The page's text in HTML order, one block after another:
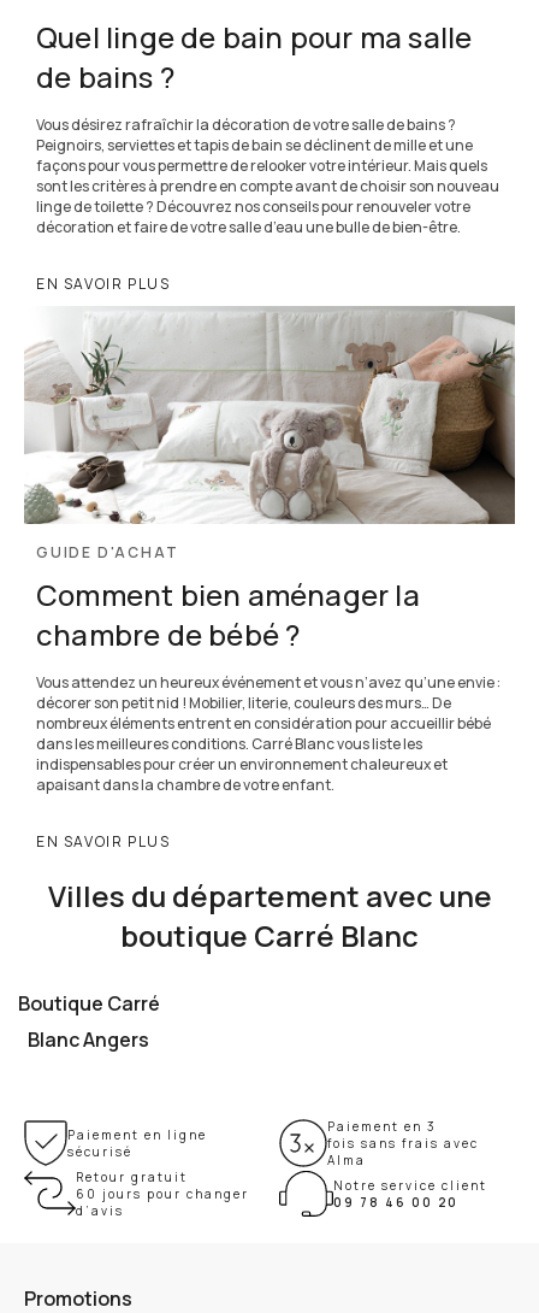
Quel linge de bain pour ma salle
de bains ?
Vous désirez rafraîchir la décoration de votre salle de bains ?
Peignoirs, serviettes et tapis de bain se déclinent de mille et une
façons pour vous permettre de relooker votre intérieur. Mais quels
sont les critères à prendre en compte avant de choisir son nouveau
linge de toilette ? Découvrez nos conseils pour renouveler votre
décoration et faire de votre salle d’eau une bulle de bien-être.
EN SAVOIR PLUS
GUIDE D'ACHAT
Comment bien aménager la
chambre de bébé ?
Vous attendez un heureux événement et vous n’avez qu’une envie :
décorer son petit nid ! Mobilier, literie, couleurs des murs… De
nombreux éléments entrent en considération pour accueillir bébé
dans les meilleures conditions. Carré Blanc vous liste les
indispensables pour créer un environnement chaleureux et
apaisant dans la chambre de votre enfant.
EN SAVOIR PLUS
Villes du département avec une
boutique Carré Blanc
Boutique Carré
Blanc Angers
Paiement en ligne
sécurisé
Paiement en 3
fois sans frais avec
Alma
Retour gratuit
60 jours pour changer
d’avis
Notre service client
09 78 46 00 20
Promotions